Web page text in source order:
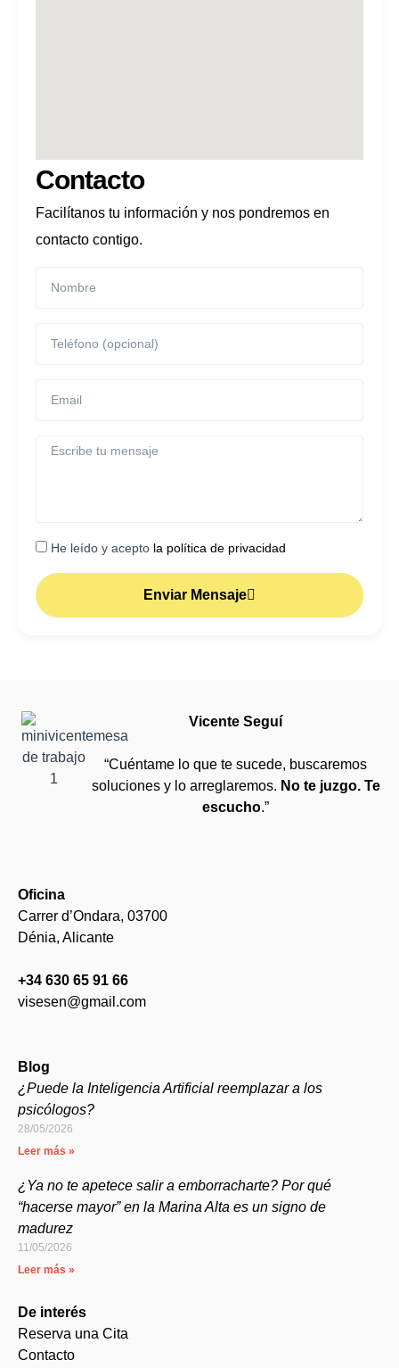
Contacto
Facilítanos tu información y nos pondremos en
contacto contigo.
He leído y acepto la política de privacidad
Enviar Mensaje
Vicente Seguí
“Cuéntame lo que te sucede, buscaremos
soluciones y lo arreglaremos. No te juzgo. Te
escucho.”
Oficina
Carrer d’Ondara, 03700
Dénia, Alicante
+34 630 65 91 66
visesen@gmail.com
Blog
¿Puede la Inteligencia Artificial reemplazar a los
psicólogos?
28/05/2026
Leer más »
¿Ya no te apetece salir a emborracharte? Por qué
“hacerse mayor” en la Marina Alta es un signo de
madurez
11/05/2026
Leer más »
De interés
Reserva una Cita
Contacto